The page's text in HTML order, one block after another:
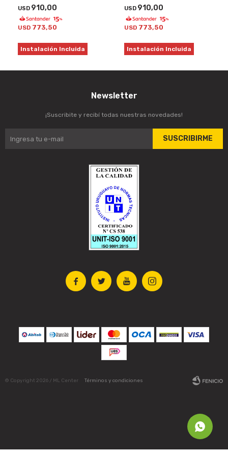
USD 910,00
USD 773,50
Instalación Incluida
USD 910,00
USD 773,50
Instalación Incluida
   
Newsletter
¡Suscribite y recibí todas nuestras novedades!
SUSCRIBIRME
© Copyright 2026 / ML Center Términos y condiciones
Fenicio